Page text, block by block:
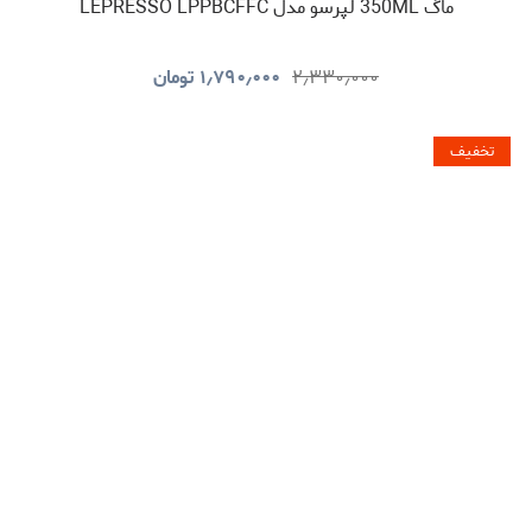
ماگ 350ML لپرسو مدل LEPRESSO LPPBCFFC
۲٫۳۳۰٫۰۰۰ ۱٫۷۹۰٫۰۰۰ تومان
تخفیف